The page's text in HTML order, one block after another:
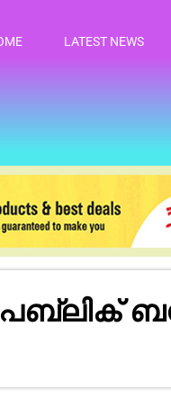
LATEST NEWS